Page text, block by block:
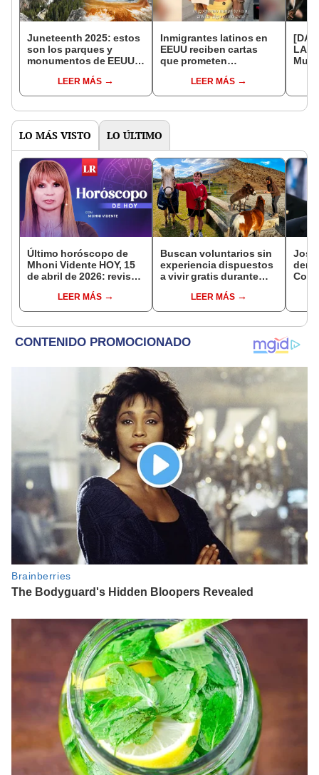
Juneteenth 2025: estos
son los parques y
monumentos de EEUU
durante el feriado del 19
de junio
LEER MÁS
Inmigrantes latinos en
EEUU reciben cartas
que prometen
resulta ser una pésima
broma: "Aprovechan el
LEER MÁS
LO MÁS VISTO LO ÚLTIMO
Último horóscopo de
Mhoni Vidente HOY, 15
de abril de 2026: revisa
signo y entérate si te
espera un día
LEER MÁS
Buscan voluntarios sin
experiencia dispuestos
a vivir gratis durante
cuidar caballos, burros
y otros animales
LEER MÁS
José